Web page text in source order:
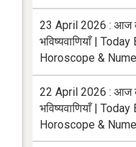
23 April 2026 : आज
भविष्यवाणियाँ |
Horoscope &
22 April 2026 : आज
भविष्यवाणियाँ |
Horoscope &